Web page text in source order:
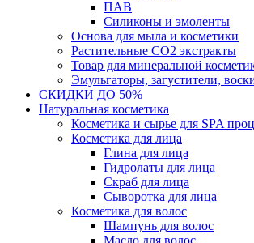
ПАВ
Силиконы и эмоленты
Основа для мыла и косметики
Растительные СО2 экстракты
Товар для минеральной
Эмульгаторы, загустители,
СКИДКИ ДО 50%
Натуральная косметика
Косметика и сырье для SPA
Косметика для лица
Глина для лица
Гидролаты для лица
Скраб для лица
Сыворотка для лица
Косметика для волос
Шампунь для волос
Масло для волос